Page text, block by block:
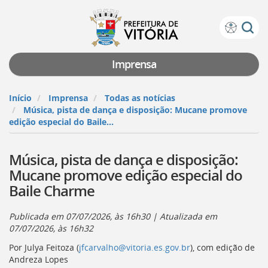
Prefeitura
Vitória
teclado:
para
a
página
de
de
acessibilidade
[]
Ir
a
página
do
Portal
Imprensa
Início Imprensa
Todas as notícias
Música, pista de dança e disposição: Mucane promove
edição especial do Baile...
Música, pista de dança e disposição:
Mucane promove edição especial do
Baile Charme
Publicada em 07/07/2026, às 16h30| Atualizada em
07/07/2026, às 16h32
Por Julya Feitoza (jfcarvalho@vitoria.es.gov.br), com edição de
Andreza Lopes